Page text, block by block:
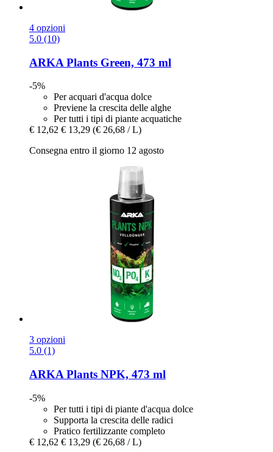
4 opzioni
5.0 (10)
ARKA Plants Green, 473 ml
-5%
Per acquari d'acqua dolce
Previene la crescita delle alghe
Per tutti i tipi di piante acquatiche
€ 12,62 € 13,29 (€ 26,68 / L)
Consegna entro il giorno 12 agosto
3 opzioni
5.0 (1)
ARKA Plants NPK, 473 ml
-5%
Per tutti i tipi di piante d'acqua dolce
Supporta la crescita delle radici
Pratico fertilizzante completo
€ 12,62 € 13,29 (€ 26,68 / L)